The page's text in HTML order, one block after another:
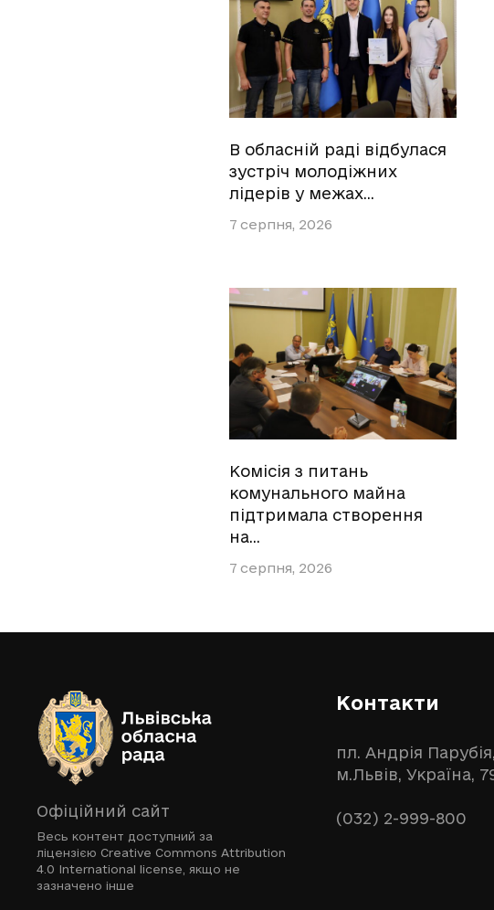
В обласній раді відбулася
зустріч молодіжних
лідерів у межах…
7 серпня, 2026
Комісія з питань
комунального майна
підтримала створення
на…
7 серпня, 2026
Офіційний сайт
Весь контент доступний за
ліцензією Creative Commons Attribution
4.0 International license , якщо не
зазначено інше
Контакти
пл. Андрія
м.Львів, Україна,
(032) 2-999-800